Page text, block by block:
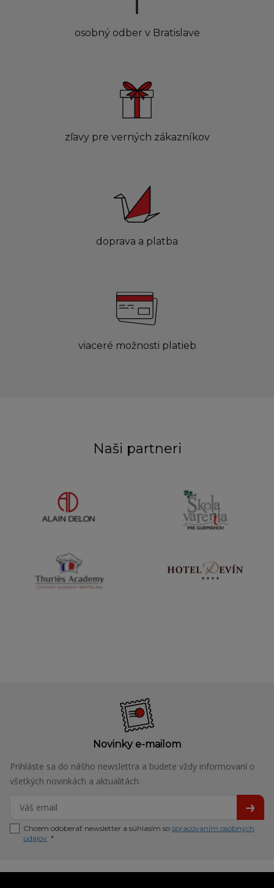
osobný odber v Bratislave
zľavy pre verných zákazníkov
doprava a platba
viaceré možnosti platieb
Naši partneri
Novinky e-mailom
Prihláste sa do nášho newslettra a budete vždy informovaní o
všetkých novinkách a aktualitách.
Chcem odoberať newsletter a súhlasím so spracovaním osobných
údajov. *